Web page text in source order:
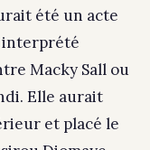
été un acte
interprété
Macky Sall ou
Elle aurait
et placé le